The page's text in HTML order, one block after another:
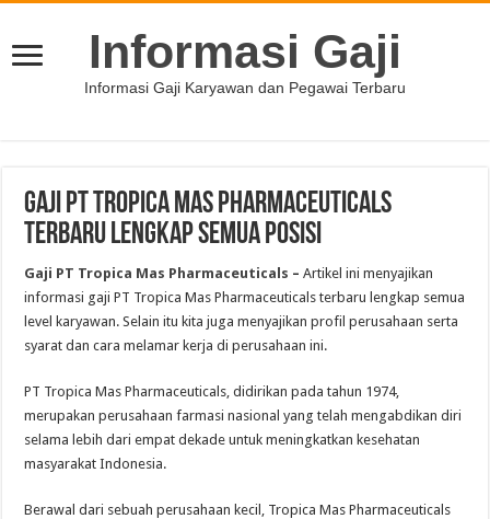
Informasi Gaji
Informasi Gaji Karyawan dan Pegawai Terbaru
Gaji PT Tropica Mas Pharmaceuticals
Terbaru Lengkap Semua Posisi
Gaji PT Tropica Mas Pharmaceuticals – Artikel ini menyajikan
informasi gaji PT Tropica Mas Pharmaceuticals terbaru lengkap semua
level karyawan. Selain itu kita juga menyajikan profil perusahaan serta
syarat dan cara melamar kerja di perusahaan ini.
PT Tropica Mas Pharmaceuticals, didirikan pada tahun 1974,
merupakan perusahaan farmasi nasional yang telah mengabdikan diri
selama lebih dari empat dekade untuk meningkatkan kesehatan
masyarakat Indonesia.
Berawal dari sebuah perusahaan kecil, Tropica Mas Pharmaceuticals